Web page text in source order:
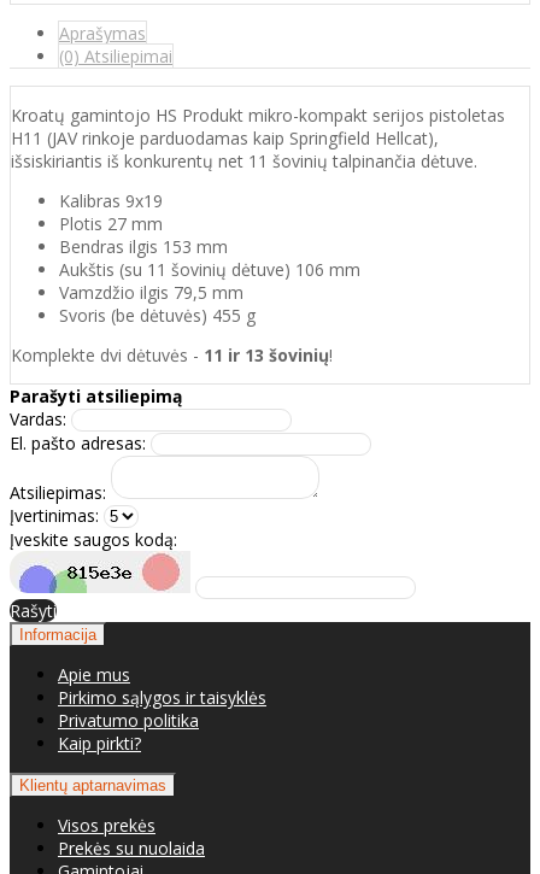
Aprašymas
(0) Atsiliepimai
Kroatų gamintojo HS Produkt mikro-kompakt serijos pistoletas
H11 (JAV rinkoje parduodamas kaip Springfield Hellcat),
išsiskiriantis iš konkurentų net 11 šovinių talpinančia dėtuve.
Kalibras 9x19
Plotis 27 mm
Bendras ilgis 153 mm
Aukštis (su 11 šovinių dėtuve) 106 mm
Vamzdžio ilgis 79,5 mm
Svoris (be dėtuvės) 455 g
Komplekte dvi dėtuvės - 11 ir 13 šovinių!
Parašyti atsiliepimą
Vardas:
El. pašto adresas:
Atsiliepimas:
Įvertinimas:
Įveskite saugos kodą:
Rašyti
Informacija
Apie mus
Pirkimo sąlygos ir taisyklės
Privatumo politika
Kaip pirkti?
Klientų aptarnavimas
Visos prekės
Prekės su nuolaida